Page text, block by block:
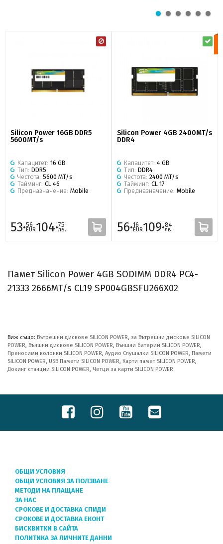
Silicon Power 16GB DDR5
5600MT/s
Капацитет: 16 GB
Тип: DDR5
Честота: 5600 MT/s
Тайминг: CL 46
Предназначение: Mobile
53·56
EUR104·75
лв.
Silicon Power 4GB 2400MT/s
DDR4
Капацитет: 4 GB
Тип: DDR4
Честота: 2400 MT/s
Тайминг: CL 17
Предназначение: Mobile
56·16
EUR109·84
лв.
Памет Silicon Power 4GB SODIMM DDR4 PC4-
21333 2666MT/s CL19 SP004GBSFU266X02
Виж също: Вътрешни дискове SILICON POWER, за Вътрешни дискове SILICON
POWER, Външни дискове SILICON POWER, Външни батерии SILICON POWER,
Преносими колонки SILICON POWER, Аудио Слушалки SILICON POWER, Памети
SILICON POWER, USB Памети SILICON POWER, Карти памет SILICON POWER,
Докинг станции SILICON POWER, Четци за карти SILICON POWER
ОБЩИ УСЛОВИЯ
ОБЩИ УСЛОВИЯ ЗА ПОЛЗВАНЕ
МЕТОДИ НА ПЛАЩАНЕ
ЗА НАС
СРОКОВЕ И ДОСТАВКА СПИДИ
СРОКОВЕ И ДОСТАВКА ЕКОНТ
БИСКВИТКИ В САЙТА
ПОЛИТИКА ЗА ЛИЧНИТЕ ДАННИ